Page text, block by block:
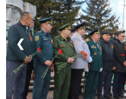
❮